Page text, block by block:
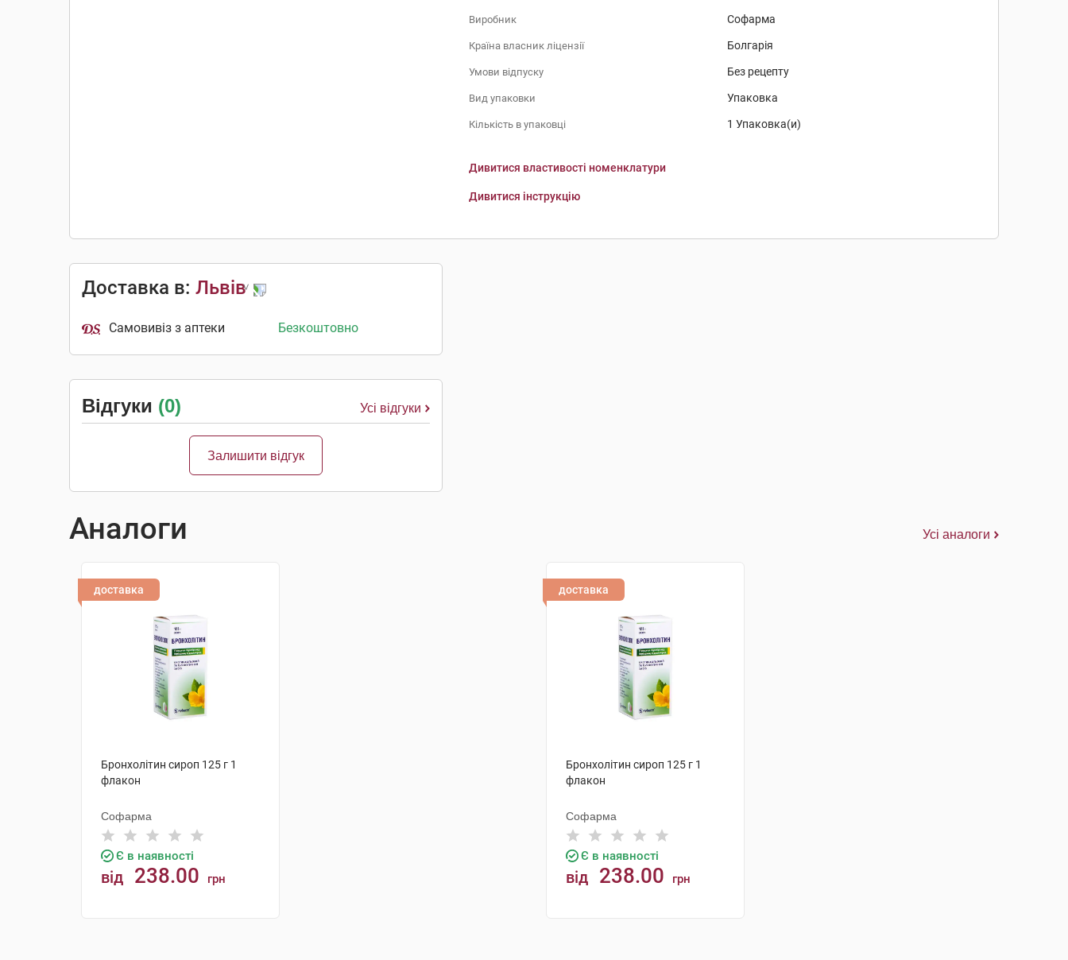
Виробник Софарма
Країна власник ліцензії Болгарія
Умови відпуску Без рецепту
Вид упаковки Упаковка
Кількість в упаковці 1 Упаковка(и)
Дивитися властивості номенклатури
Дивитися інструкцію
Доставка в: Львів
Самовивіз з аптеки Безкоштовно
Відгуки (0) Усі відгуки
Залишити відгук
Аналоги Усі аналоги
доставка
Бронхолітин сироп 125 г 1
флакон
Софарма
Є в наявності
від 238.00 грн
доставка
Бронхолітин сироп 125 г 1
флакон
Софарма
Є в наявності
від 238.00 грн